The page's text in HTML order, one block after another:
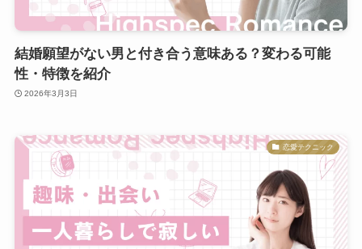
結婚願望がない男と付き合う意味ある？変わる可能
性・特徴を紹介
2026年3月3日
恋愛テクニック